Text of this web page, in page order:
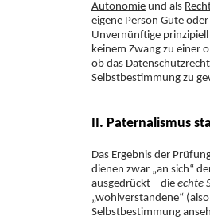
Autonomie und als
eigene Person Gute
Unvernünftige
keinem Zwang zu einer
ob das
Selbstbestimmung zu
II. Paternalismus
Das Ergebnis der
dienen zwar „an sich“
ausgedrückt – die echte
„wohlverstandene“
Selbstbestimmung